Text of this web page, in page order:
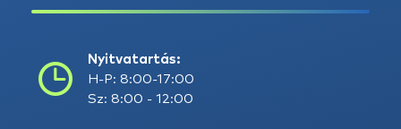
Nyitvatartás:
H-P: 8:00-17:00
Sz: 8:00 - 12:00